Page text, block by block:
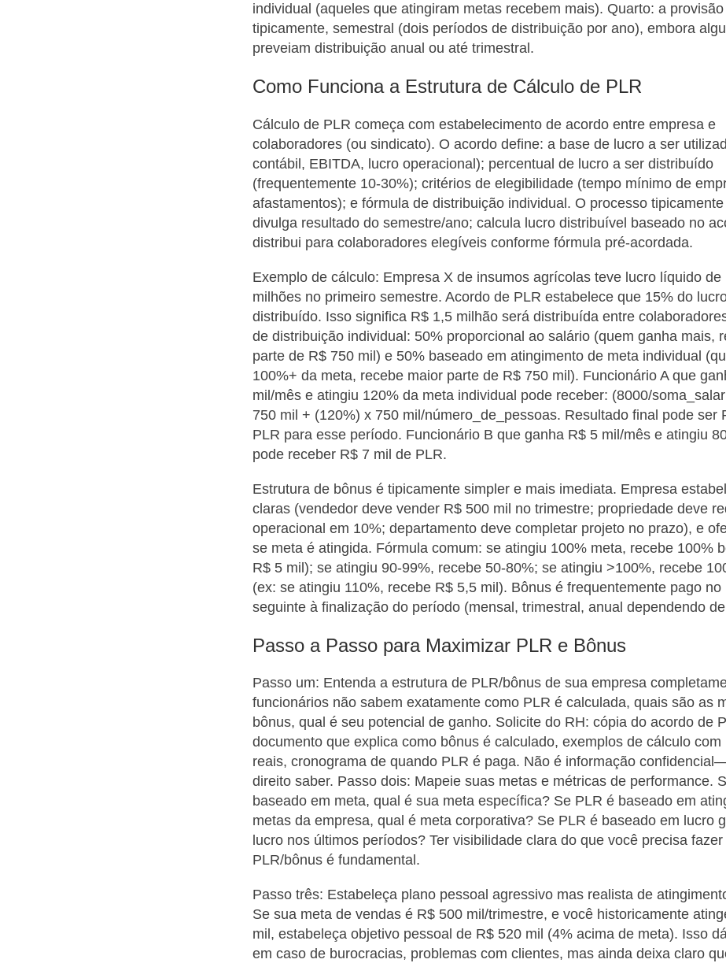
individual (aqueles que atingiram metas recebem mais). Quarto: a provisão
tipicamente, semestral (dois períodos de distribuição por ano), embora
preveiam distribuição anual ou até trimestral.
Como Funciona a Estrutura de Cálculo de PLR
Cálculo de PLR começa com estabelecimento de acordo entre empresa e
colaboradores (ou sindicato). O acordo define: a base de lucro a ser
contábil, EBITDA, lucro operacional); percentual de lucro a ser distribuído
(frequentemente 10-30%); critérios de elegibilidade (tempo mínimo de
afastamentos); e fórmula de distribuição individual. O processo
divulga resultado do semestre/ano; calcula lucro distribuível baseado no
distribui para colaboradores elegíveis conforme fórmula pré-acordada.
Exemplo de cálculo: Empresa X de insumos agrícolas teve lucro líquido de
milhões no primeiro semestre. Acordo de PLR estabelece que 15% do
distribuído. Isso significa R$ 1,5 milhão será distribuída entre
de distribuição individual: 50% proporcional ao salário (quem ganha mais,
parte de R$ 750 mil) e 50% baseado em atingimento de meta individual
100%+ da meta, recebe maior parte de R$ 750 mil). Funcionário A que
mil/mês e atingiu 120% da meta individual pode receber: (8000/
750 mil + (120%) x 750 mil/número_de_pessoas. Resultado final pode ser
PLR para esse período. Funcionário B que ganha R$ 5 mil/mês e atingiu
pode receber R$ 7 mil de PLR.
Estrutura de bônus é tipicamente simpler e mais imediata. Empresa
claras (vendedor deve vender R$ 500 mil no trimestre; propriedade deve
operacional em 10%; departamento deve completar projeto no prazo), e
se meta é atingida. Fórmula comum: se atingiu 100% meta, recebe 100%
R$ 5 mil); se atingiu 90-99%, recebe 50-80%; se atingiu >100%, recebe
(ex: se atingiu 110%, recebe R$ 5,5 mil). Bônus é frequentemente pago no
seguinte à finalização do período (mensal, trimestral, anual dependendo
Passo a Passo para Maximizar PLR e Bônus
Passo um: Entenda a estrutura de PLR/bônus de sua empresa
funcionários não sabem exatamente como PLR é calculada, quais são as
bônus, qual é seu potencial de ganho. Solicite do RH: cópia do acordo de
documento que explica como bônus é calculado, exemplos de cálculo com
reais, cronograma de quando PLR é paga. Não é informação
direito saber. Passo dois: Mapeie suas metas e métricas de performance.
baseado em meta, qual é sua meta específica? Se PLR é baseado em
metas da empresa, qual é meta corporativa? Se PLR é baseado em lucro
lucro nos últimos períodos? Ter visibilidade clara do que você precisa
PLR/bônus é fundamental.
Passo três: Estabeleça plano pessoal agressivo mas realista de
Se sua meta de vendas é R$ 500 mil/trimestre, e você historicamente
mil, estabeleça objetivo pessoal de R$ 520 mil (4% acima de meta). Isso
em caso de burocracias, problemas com clientes, mas ainda deixa claro